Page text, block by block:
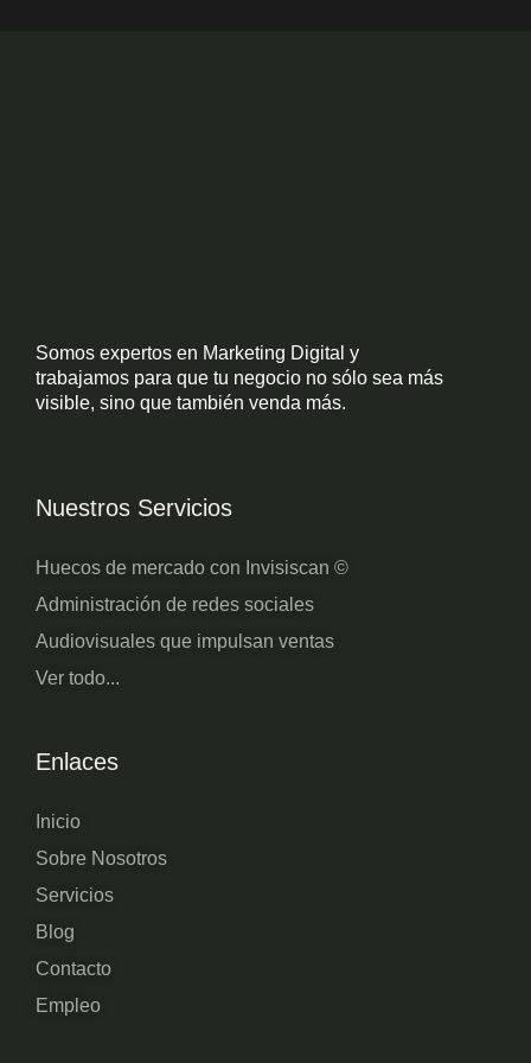
Enlaces
Inicio
Sobre Nosotros
Servicios
Blog
Contacto
Empleo
Nuestros Servicios
Huecos de mercado con Invisiscan ©
Administración de redes sociales
Audiovisuales que impulsan ventas
Ver todo...
Somos expertos en Marketing Digital y
trabajamos para que tu negocio no sólo sea más
visible, sino que también venda más.